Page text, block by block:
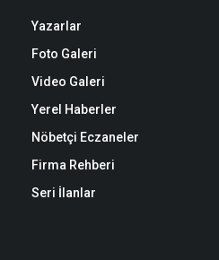
Yazarlar
Foto Galeri
Video Galeri
Yerel Haberler
Nöbetçi Eczaneler
Firma Rehberi
Seri İlanlar